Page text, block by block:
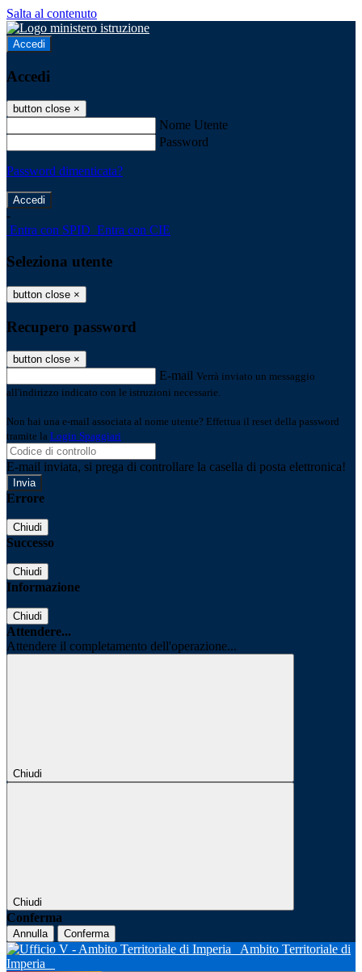
Salta al contenuto
Accedi
Accedi
button close ×
Nome Utente
Password
Password dimenticata?
-
Entra con SPID Entra con CIE
Seleziona utente
button close ×
Recupero password
button close ×
E-mail Verrà inviato un messaggio
all'indirizzo indicato con le istruzioni necessarie.
Non hai una e-mail associata al nome utente? Effettua il reset della password
tramite la Login Spaggiari
E-mail inviata, si prega di controllare la casella di posta elettronica!
Errore
Chiudi
Successo
Chiudi
Informazione
Chiudi
Attendere...
Attendere il completamento dell'operazione...
Chiudi
Chiudi
Conferma
Annulla Conferma
Ambito Territoriale di
Imperia